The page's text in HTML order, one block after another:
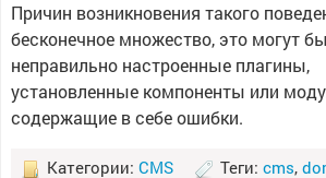
Причин возникновения такого
бесконечное множество, это могут
неправильно настроенные плагины,
установленные компоненты или
содержащие в себе ошибки.
Категории: CMS Теги: cms,